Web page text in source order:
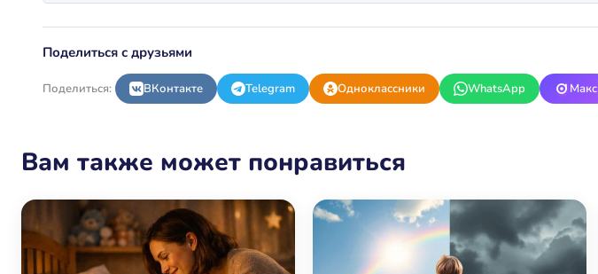
Поделиться с друзьями
Поделиться: ВКонтакте Telegram Одноклассники WhatsApp Макс
Вам также может понравиться